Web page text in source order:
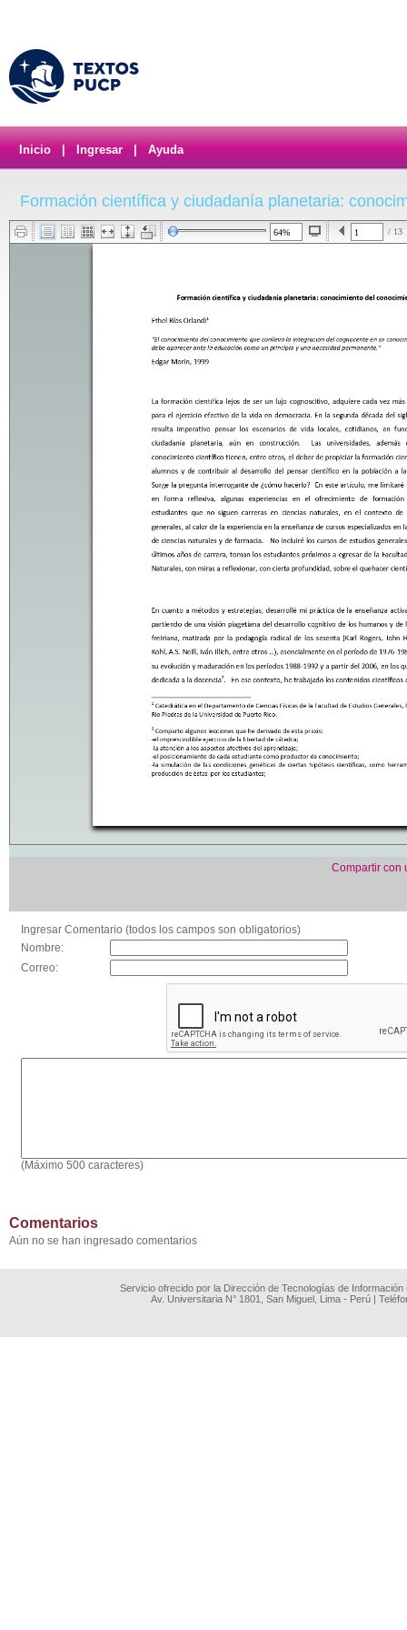
Inicio Ingresar Ayuda
Formación científica y ciudadanía planetaria:
/ 13
Compartir con
Ingresar Comentario (todos los campos son obligatorios)
Nombre:
Correo:
(Máximo 500 caracteres)
Comentarios
Aún no se han ingresado comentarios
Servicio ofrecido por la Dirección de Tecnologías de
Av. Universitaria N° 1801, San Miguel, Lima - Perú |